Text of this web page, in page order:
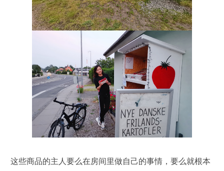
这些商品的主人要么在房间里做自己的事情，要么就根本